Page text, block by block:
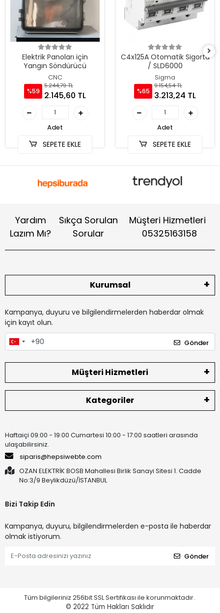
Elektrik Panoları için
Yangın Söndürücü
CNC
%59
5.244,79 TL
2.145,60 TL
Adet
SEPETE EKLE
C4x125A Otomatik Sigorta
/ SLD6000
Sigma
%65
9.154,54 TL
3.213,24 TL
Adet
SEPETE EKLE
Yardım
Lazım Mı?
Sıkça Sorulan
Sorular
Müşteri Hizmetleri
05325163158
Kurumsal
Kampanya, duyuru ve bilgilendirmelerden haberdar olmak
için kayıt olun.
Gönder
Müşteri Hizmetleri
Kategoriler
Haftaiçi 09:00 - 19:00 Cumartesi 10:00 - 17:00 saatleri arasında
ulaşabilirsiniz.
siparis@hepsiwebte.com
OZAN ELEKTRİK BOSB Mahallesi Birlik Sanayi Sitesi 1. Cadde
No:3/9 Beylikdüzü/İSTANBUL
Bizi Takip Edin
Kampanya, duyuru, bilgilendirmelerden e-posta ile haberdar
olmak istiyorum.
Gönder
Tüm bilgileriniz 256bit SSL Sertifikası ile korunmaktadır.
© 2022 Tüm Hakları Saklıdır